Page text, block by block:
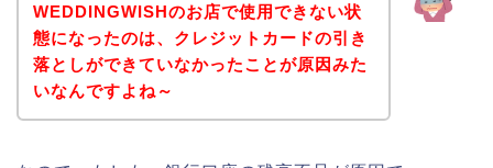
WEDDINGWISHのお店で使用できない状
態になったのは、クレジットカードの引き
落としができていなかったことが原因みた
いなんですよね～